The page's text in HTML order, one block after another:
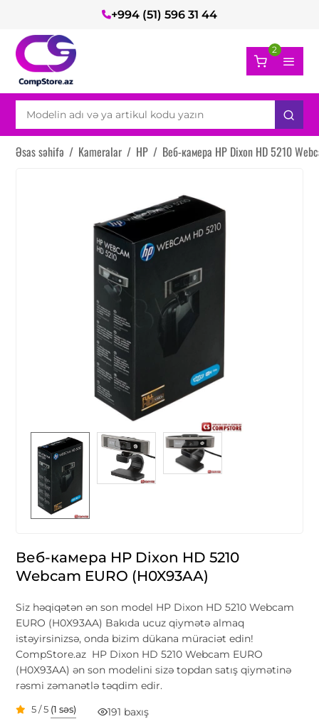
+994 (51) 596 31 44
2
Əsas səhifə / Kameralar / HP / Веб-камера HP Dixon HD 5210
Веб-камера HP Dixon HD 5210
Webcam EURO (H0X93AA)
Siz həqiqətən ən son model HP Dixon HD 5210 Webcam
EURO (H0X93AA) Bakıda ucuz qiymətə almaq
istəyirsinizsə, onda bizim dükana müraciət edin!
CompStore.az HP Dixon HD 5210 Webcam EURO
(H0X93AA) ən son modelini sizə topdan satış qiymətinə
rəsmi zəmanətlə təqdim edir.
5 / 5 (1 səs) 191 baxış